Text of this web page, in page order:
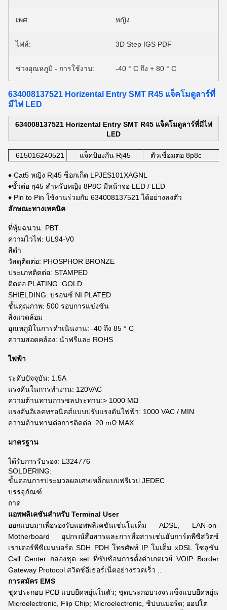
เพศ: หญิง
ไฟล์: 3D Step IGS PDF
ช่วงอุณหภูมิ - การใช้งาน: -40 ° C ถึง + 80 ° C
634008137521 Horizental Entry SMT R45 แจ็คโมดูลาร์ที่
มีไฟ LED
634008137521 Horizental Entry SMT R45 แจ็คโมดูลาร์ที่มีไฟ
LED
615016240521 แจ็คป้องกัน Rj45 ตัวเชื่อมต่อ 8p8c
♦ Cat5 หญิง Rj45 ซ็อกเก็ต LPJES101XAGNL
♦ขั้วต่อ rj45 สำหรับหญิง 8P8C มีหน้าจอ LED / LED
♦ Pin to Pin ใช้งานร่วมกับ 634008137521 ได้อย่างลงตัว
ลักษณะทางเทคนิค
ที่หุ้มฉนวน: PBT
ความไวไฟ: UL94-V0
สีดำ
วัสดุติดต่อ: PHOSPHOR BRONZE
ประเภทติดต่อ: STAMPED
ติดต่อ PLATING: GOLD
SHIELDING: บรอนซ์ NI PLATED
ชั้นคุณภาพ: 500 รอบการแข่งขัน
สิ่งแวดล้อม
อุณหภูมิในการดำเนินงาน: -40 ถึง 85 ° C
ความสอดคล้อง: นำฟรีและ ROHS
ไฟฟ้า
ระดับปัจจุบัน: 1.5A
แรงดันในการทำงาน: 120VAC
ความต้านทานการชลประทาน:> 1000 MΩ
แรงดันอิเลคทรอนิคส์แบบปรับแรงดันไฟฟ้า: 1000 VAC / MIN
ความต้านทานต่อการติดต่อ: 20 mΩ MAX
มาตรฐาน
ได้รับการรับรอง: E324776
SOLDERING:
ขั้นตอนการประมวลผลเศษเหล็กแบบฟรีเวป JEDEC
บรรจุภัณฑ์
ถาด
แอพพลิเคชันสำหรับ Terminal User
ออกแบบมาเพื่อรองรับแอพพลิเคชันเช่นโมเด็ม ADSL, LAN-on-
Motherboard อุปกรณ์สื่อสารและการสื่อสารเช่นฮับการ์ดพีซีสวิตช์
เราเตอร์พีซีเมนบอร์ด SDH PDH โทรศัพท์ IP โมเด็ม xDSL
โซลูชัน
Call Center กล่องชุด set ที่ซับซ้อนการตั้งค่าเกตเวย์ VOIP Border
Gateway Protocol สวิตช์อีเธอร์เน็ตอย่างรวดเร็ว ..
การสมัคร EMS
ชุดประกอบ PCB แบบยืดหยุ่นในตัว; ชุดประกอบวงจรแข็งแบบยืดหยุ่น
Microelectronic, Flip Chip; Microelectronic, ชิปบนบอร์ด; ออปโต